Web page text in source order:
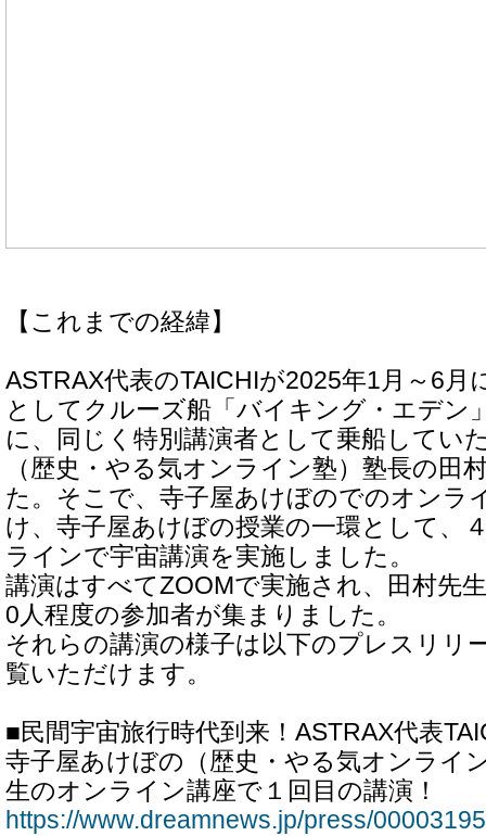
【これまでの経緯】
ASTRAX代表のTAICHIが2025年1月～6月
としてクルーズ船「バイキング・エデン
に、同じく特別講演者として乗船してい
（歴史・やる気オンライン塾）塾長の田
た。そこで、寺子屋あけぼのでのオンラ
け、寺子屋あけぼの授業の一環として、
ラインで宇宙講演を実施しました。
講演はすべてZOOMで実施され、田村先
0人程度の参加者が集まりました。
それらの講演の様子は以下のプレスリリ
覧いただけます。
■民間宇宙旅行時代到来！ASTRAX代表
寺子屋あけぼの（歴史・やる気オンライ
生のオンライン講座で１回目の講演！
https://www.dreamnews.jp/press/